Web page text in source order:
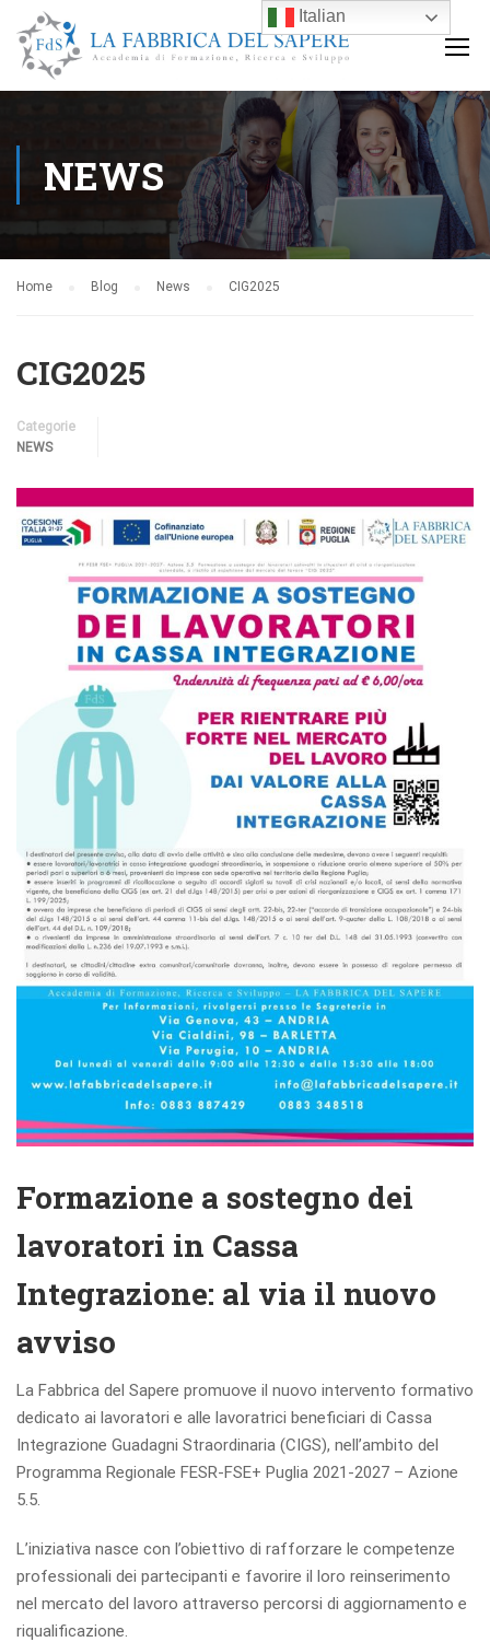
NEWS
Home Blog News CIG2025
CIG2025
Categorie
NEWS
Formazione a sostegno dei
lavoratori in Cassa
Integrazione: al via il nuovo
avviso
La Fabbrica del Sapere promuove il nuovo intervento formativo
dedicato ai lavoratori e alle lavoratrici beneficiari di Cassa
Integrazione Guadagni Straordinaria (CIGS), nell’ambito del
Programma Regionale FESR-FSE+ Puglia 2021-2027 – Azione
5.5.
L’iniziativa nasce con l’obiettivo di rafforzare le competenze
professionali dei partecipanti e favorire il loro reinserimento
nel mercato del lavoro attraverso percorsi di aggiornamento e
riqualificazione.
Italian